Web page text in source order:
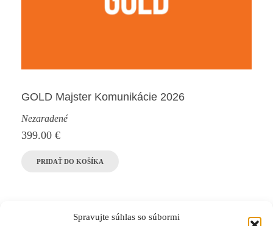
Spravujte súhlas so súbormi
GOLD Majster Komunikácie 2026
Nezaradené
399.00 €
PRIDAŤ DO KOŠÍKA